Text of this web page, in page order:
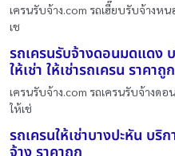
เครนรับจ้าง.com รถเฮี๊ยบรับจ้างหน
เช
รถเครนรับจ้างดอนมดแดง
ให้เช่า ให้เช่ารถเครน ราคาถูก
เครนรับจ้าง.com รถเครนรับจ้างดอ
ให้เช่
รถเครนให้เช่าบางปะหัน บริ